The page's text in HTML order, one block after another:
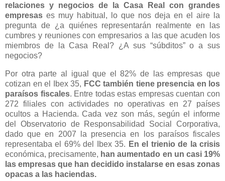
relaciones y negocios de la Casa Real con grandes
empresas es muy habitual, lo que nos deja en el aire la
pregunta de ¿a quiénes representarán realmente en las
cumbres y reuniones con empresarios a las que acuden los
miembros de la Casa Real? ¿A sus “súbditos” o a sus
negocios?
Por otra parte al igual que el 82% de las empresas que
cotizan en el Ibex 35, FCC también tiene presencia en los
paraísos fiscales. Entre todas estas empresas cuentan con
272 filiales con actividades no operativas en 27 países
ocultos a Hacienda. Cada vez son más, según el informe
del Observatorio de Responsabilidad Social Corporativa,
dado que en 2007 la presencia en los paraísos fiscales
representaba el 69% del Ibex 35. En el trienio de la crisis
económica, precisamente, han aumentado en un casi 19%
las empresas que han decidido instalarse en esas zonas
opacas a las haciendas.